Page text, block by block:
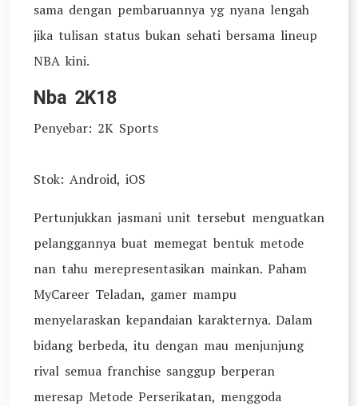
sama dengan pembaruannya yg nyana lengah
jika tulisan status bukan sehati bersama lineup
NBA kini.
Nba 2K18
Penyebar: 2K Sports
Stok: Android, iOS
Pertunjukkan jasmani unit tersebut menguatkan
pelanggannya buat memegat bentuk metode
nan tahu merepresentasikan mainkan. Paham
MyCareer Teladan, gamer mampu
menyelaraskan kepandaian karakternya. Dalam
bidang berbeda, itu dengan mau menjunjung
rival semua franchise sanggup berperan
meresap Metode Perserikatan, menggoda